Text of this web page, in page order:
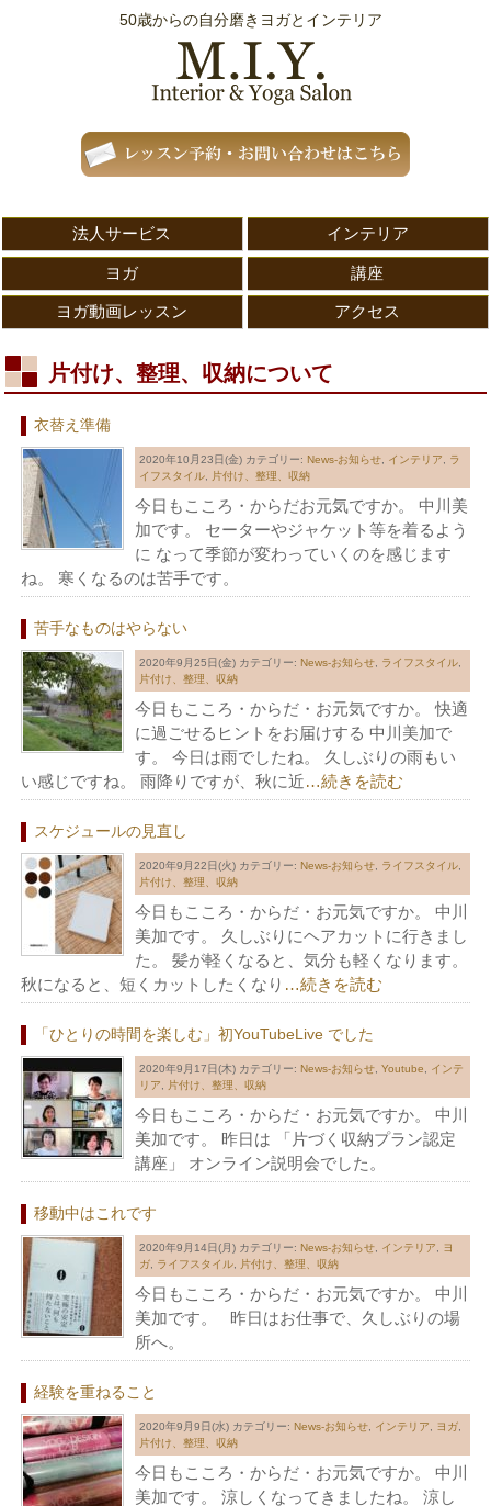
50歳からの自分磨きヨガとインテリア
法人サービス インテリア
ヨガ 講座
ヨガ動画レッスン アクセス
片付け、整理、収納について
衣替え準備
2020年10月23日(金) カテゴリー: News-お知らせ, インテリア, ラ
イフスタイル, 片付け、整理、収納
今日もこころ・からだお元気ですか。 中川美
加です。 セーターやジャケット等を着るよう
に なって季節が変わっていくのを感じます
ね。 寒くなるのは苦手です。
苦手なものはやらない
2020年9月25日(金) カテゴリー: News-お知らせ, ライフスタイル,
片付け、整理、収納
今日もこころ・からだ・お元気ですか。 快適
に過ごせるヒントをお届けする 中川美加で
す。 今日は雨でしたね。 久しぶりの雨もい
い感じですね。 雨降りですが、秋に近…続きを読む
スケジュールの見直し
2020年9月22日(火) カテゴリー: News-お知らせ, ライフスタイル,
片付け、整理、収納
今日もこころ・からだ・お元気ですか。 中川
美加です。 久しぶりにヘアカットに行きまし
た。 髪が軽くなると、気分も軽くなります。
秋になると、短くカットしたくなり …続きを読む
「ひとりの時間を楽しむ」初YouTubeLive でした
2020年9月17日(木) カテゴリー: News-お知らせ,Youtube, インテ
リア, 片付け、整理、収納
今日もこころ・からだ・お元気ですか。 中川
美加です。 昨日は 「片づく収納プラン認定
講座」 オンライン説明会でした。
移動中はこれです
2020年9月14日(月) カテゴリー: News-お知らせ, インテリア, ヨ
ガ, ライフスタイル, 片付け、整理、収納
今日もこころ・からだ・お元気ですか。 中川
美加です。 昨日はお仕事で、久しぶりの場
所へ。
経験を重ねること
2020年9月9日(水) カテゴリー: News-お知らせ, インテリア, ヨガ,
片付け、整理、収納
今日もこころ・からだ・お元気ですか。 中川
美加です。 涼しくなってきましたね。 涼し